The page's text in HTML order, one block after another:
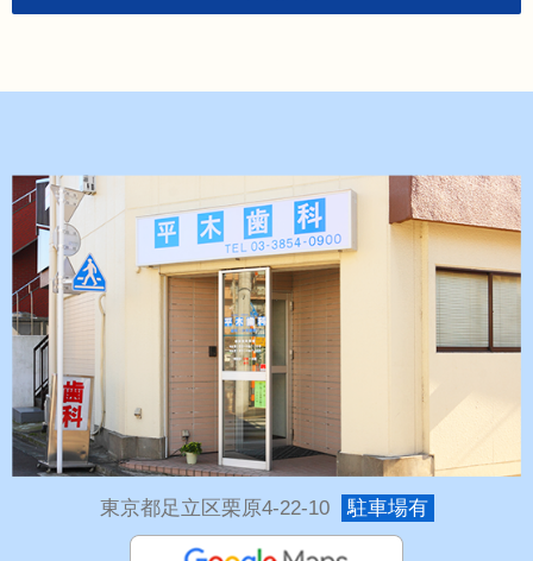
東京都足立区栗原4-22-10 駐車場有